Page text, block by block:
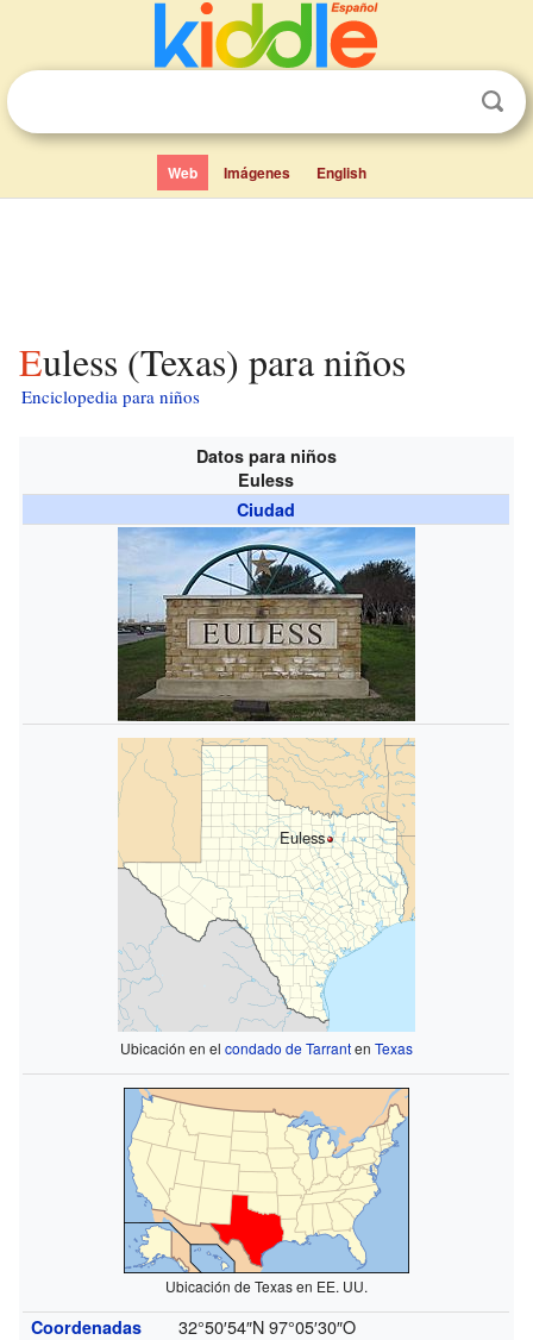
Web Imágenes English
Euless (Texas) para niños
Enciclopedia para niños
Datos para niños
Euless
Ciudad
Euless
Ubicación en el condado de Tarranten Texas
Ubicación de Texas en EE. UU.
Coordenadas 32°50′54″N 97°05′30″O